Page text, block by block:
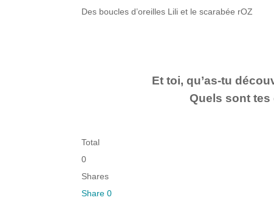
Des boucles d’oreilles Lili et le scarabée rOZ
Et toi, qu’as-tu
Quels sont
Total
0
Shares
Share 0